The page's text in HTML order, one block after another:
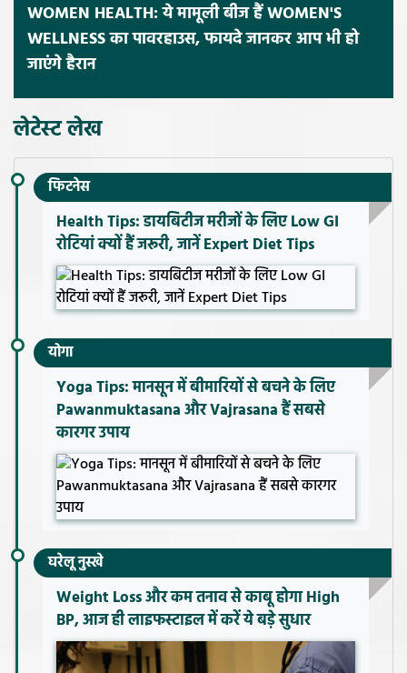
WOMEN HEALTH: ये मामूली बीज हैं WOMEN'S
WELLNESS का पावरहाउस, फायदे जानकर आप भी हो
जाएंगे हैरान
लेटेस्ट लेख
फिटनेस
Health Tips: डायबिटीज मरीजों के लिए Low GI
रोटियां क्यों हैं जरूरी, जानें Expert Diet Tips
योगा
Yoga Tips: मानसून में बीमारियों से बचने के लिए
Pawanmuktasana और Vajrasana हैं सबसे
कारगर उपाय
घरेलू नुस्खे
Weight Loss और कम तनाव से काबू होगा High
BP, आज ही लाइफस्टाइल में करें ये बड़े सुधार